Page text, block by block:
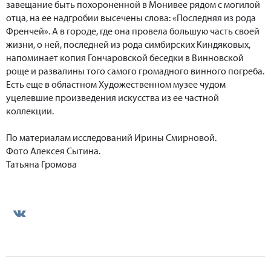
завещание быть похороненной в Монивее рядом с могилой
отца, на ее надгробии высечены слова: «Последняя из рода
Френчей». А в городе, где она провела большую часть своей
жизни, о ней, последней из рода симбирских Киндяковых,
напоминает копия Гончаровской беседки в Винновской
роще и развалины того самого громадного винного погреба.
Есть еще в областном Художественном музее чудом
уцелевшие произведения искусства из ее частной
коллекции.
По материалам исследований Ирины Смирновой.
Фото Алексея Сытина.
Татьяна Громова